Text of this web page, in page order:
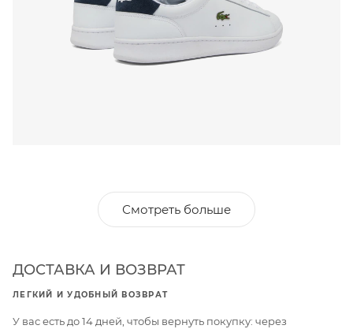
Смотреть больше
ДОСТАВКА И ВОЗВРАТ
ЛЕГКИЙ И УДОБНЫЙ ВОЗВРАТ
У вас есть до 14 дней, чтобы вернуть покупку: через